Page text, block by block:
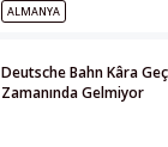
ALMANYA
Deutsche Bahn Kâra
Zamanında Gelmiyor